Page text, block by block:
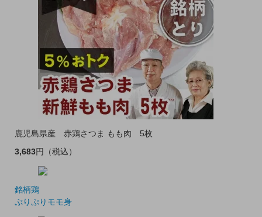
鹿児島県産 赤鶏さつま もも肉 5枚
3,683円 （税込）
銘柄鶏
ぷりぷりモモ身